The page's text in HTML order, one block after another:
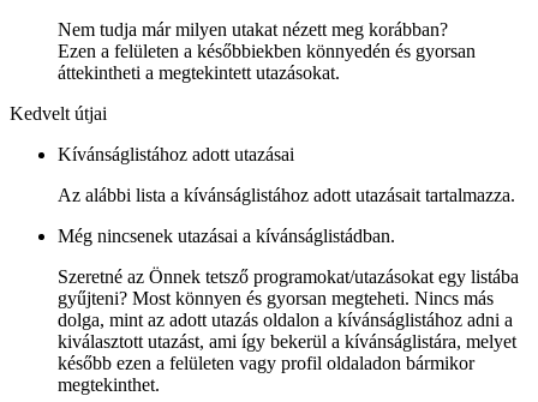
Nem tudja már milyen utakat nézett meg korábban?
Ezen a felületen a későbbiekben könnyedén és gyorsan
áttekintheti a megtekintett utazásokat.
Kedvelt útjai
Kívánságlistához adott utazásai
Az alábbi lista a kívánságlistához adott utazásait tartalmazza.
Még nincsenek utazásai a kívánságlistádban.
Szeretné az Önnek tetsző programokat/utazásokat egy listába
gyűjteni? Most könnyen és gyorsan megteheti. Nincs más
dolga, mint az adott utazás oldalon a kívánságlistához adni a
kiválasztott utazást, ami így bekerül a kívánságlistára, melyet
később ezen a felületen vagy profil oldaladon bármikor
megtekinthet.